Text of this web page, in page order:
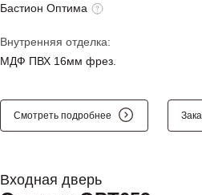
Бастион Оптима
Внутренняя отделка:
МДФ ПВХ 16мм фрез.
Смотреть подробнее
Входная дверь